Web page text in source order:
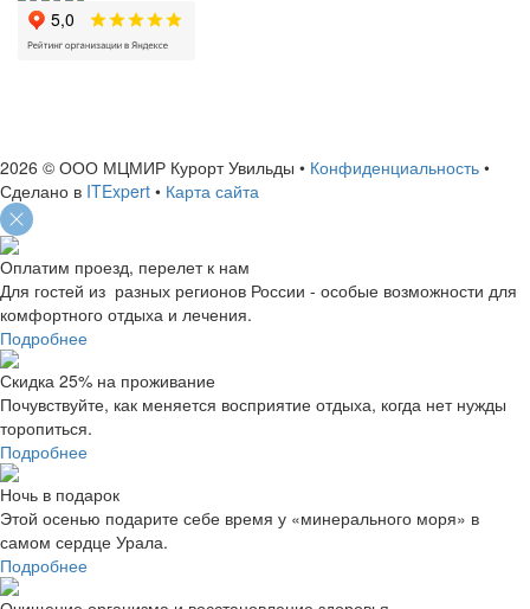
2026 © ООО МЦМИР Курорт Увильды • Конфиденциальность •
Сделано в ITExpert • Карта сайта
Оплатим проезд, перелет к нам
Для гостей из разных регионов России - особые возможности для
комфортного отдыха и лечения.
Подробнее
Скидка 25% на проживание
Почувствуйте, как меняется восприятие отдыха, когда нет нужды
торопиться.
Подробнее
Ночь в подарок
Этой осенью подарите себе время у «минерального моря» в
самом сердце Урала.
Подробнее